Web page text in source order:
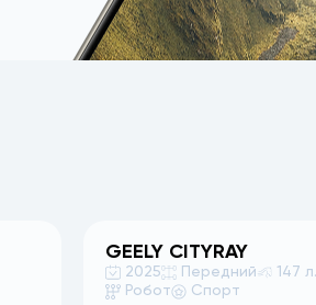
GEELY CITYRAY
2025 Передний
147
Робот
Спорт